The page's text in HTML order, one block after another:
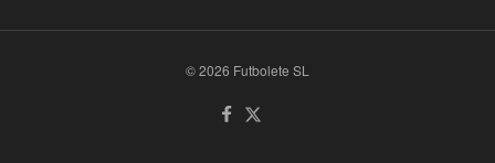
© 2026 Futbolete SL